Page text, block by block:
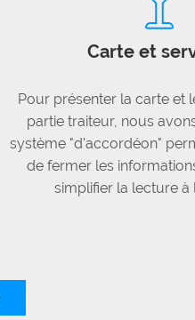
Carte et
Pour présenter la carte et
partie traiteur, nous
système "d'accordéon"
de fermer les
simplifier la lecture à